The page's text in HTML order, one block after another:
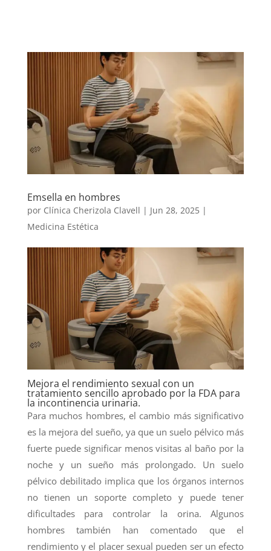
Emsella en hombres
por Clínica Cherizola Clavell | Jun 28, 2025|
Medicina Estética
Mejora el rendimiento sexual con un
tratamiento sencillo aprobado por la FDA para
la incontinencia urinaria.
Para muchos hombres, el cambio más significativo
es la mejora del sueño, ya que un suelo pélvico más
fuerte puede significar menos visitas al baño por la
noche y un sueño más prolongado. Un suelo
pélvico debilitado implica que los órganos internos
no tienen un soporte completo y puede tener
dificultades para controlar la orina. Algunos
hombres también han comentado que el
rendimiento y el placer sexual pueden ser un efecto